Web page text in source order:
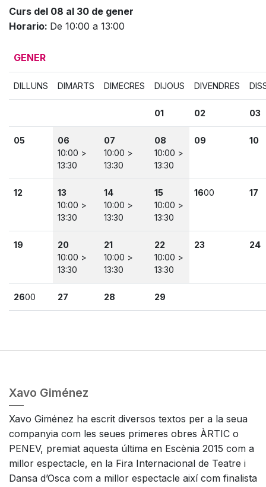
Curs del 08 al 30 de gener
Horario: De 10:00 a 13:00
GENER
DILLUNS DIMARTS DIMECRES DIJOUS DIVENDRES
01 02 03
05
06
10:00 >
13:30
07
10:00 >
13:30
08
10:00 >
13:30
09 10
12
13
10:00 >
13:30
14
10:00 >
13:30
15
10:00 >
13:30
1600 17
19
20
10:00 >
13:30
21
10:00 >
13:30
22
10:00 >
13:30
23 24
2600 27 28 29
Xavo Giménez
Xavo Giménez ha escrit diversos textos per a la seua
companyia com les seues primeres obres ÀRTIC o
PENEV, premiat aquesta última en Escènia 2015 com a
millor espectacle, en la Fira Internacional de Teatre i
Dansa d’Osca com a millor espectacle així com finalista